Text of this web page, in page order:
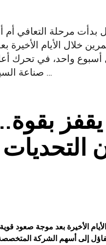
مرحلة التعافي أم
من 11% خلال أسبوع
صناعة السيارات الكهربائية الفاخرة بعد فترة طويلة من …
يقفز
إلى أسهم الشركة